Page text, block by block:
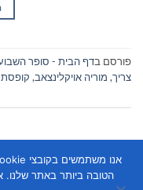
פורסם בדף הבית - סופר
צריך, מוריה אויקלינצאב,
הטובה ביותר באתר